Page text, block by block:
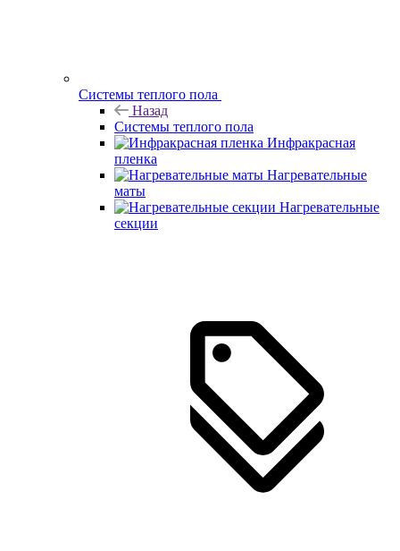
Системы теплого пола
Назад
Системы теплого пола
Инфракрасная
пленка
Нагревательные
маты
Нагревательные
секции